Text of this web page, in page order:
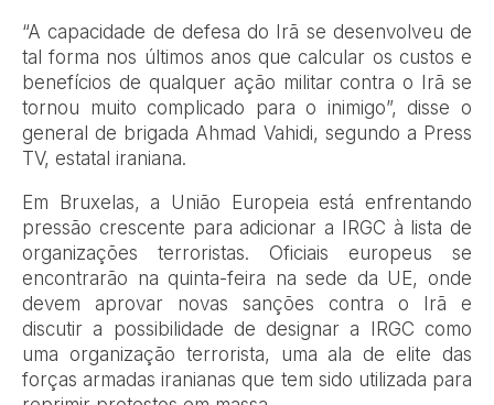
“A capacidade de defesa do Irã se desenvolveu de
tal forma nos últimos anos que calcular os custos e
benefícios de qualquer ação militar contra o Irã se
tornou muito complicado para o inimigo”, disse o
general de brigada Ahmad Vahidi, segundo a Press
TV, estatal iraniana.
Em Bruxelas, a União Europeia está enfrentando
pressão crescente para adicionar a IRGC à lista de
organizações terroristas. Oficiais europeus se
encontrarão na quinta-feira na sede da UE, onde
devem aprovar novas sanções contra o Irã e
discutir a possibilidade de designar a IRGC como
uma organização terrorista, uma ala de elite das
forças armadas iranianas que tem sido utilizada para